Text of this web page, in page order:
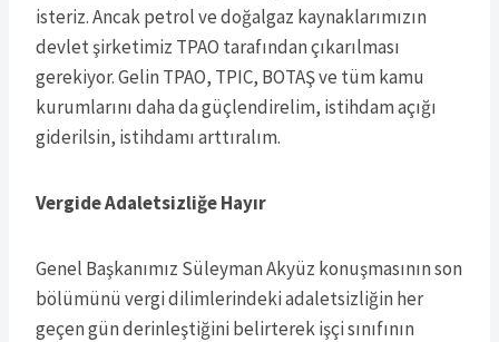
isteriz. Ancak petrol ve doğalgaz kaynaklarımızın
devlet şirketimiz TPAO tarafından çıkarılması
gerekiyor. Gelin TPAO, TPIC, BOTAŞ ve tüm kamu
kurumlarını daha da güçlendirelim, istihdam açığı
giderilsin, istihdamı arttıralım.
Vergide Adaletsizliğe Hayır
Genel Başkanımız Süleyman Akyüz konuşmasının son
bölümünü vergi dilimlerindeki adaletsizliğin her
geçen gün derinleştiğini belirterek işçi sınıfının